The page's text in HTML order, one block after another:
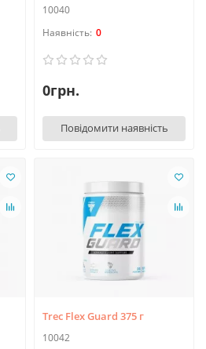
10040
0
0грн.
Повідомити наявність
Trec Flex Guard 375 г
10042